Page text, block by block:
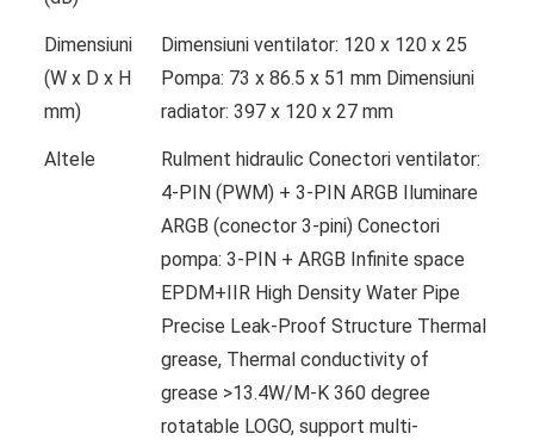
Dimensiuni
(W x D x H
mm)
Dimensiuni ventilator: 120 x 120 x 25
Pompa: 73 x 86.5 x 51 mm Dimensiuni
radiator: 397 x 120 x 27 mm
Altele
Rulment hidraulic Conectori ventilator:
4-PIN (PWM) + 3-PIN ARGB Iluminare
ARGB (conector 3-pini) Conectori
pompa: 3-PIN + ARGB Infinite space
EPDM+IIR High Density Water Pipe
Precise Leak-Proof Structure Thermal
grease, Thermal conductivity of
grease >13.4W/M-K 360 degree
rotatable LOGO, support multi-